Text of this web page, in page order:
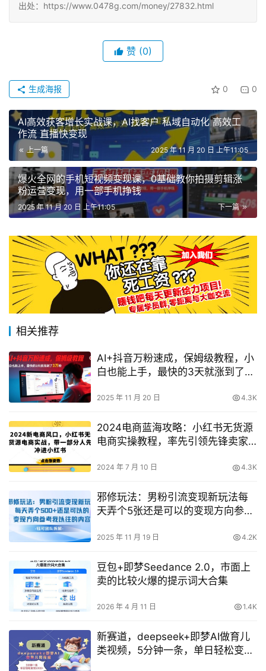
出处：https://www.0478g.com/money/27832.html
赞 (0)
0 0
生成海报
AI高效获客增长实战课，​AI找客户 私域自动化 高效工
作流 直播快变现
上一篇 2025 年 11 月 20 日 上午11:05
爆火全网的手机短视频变现课，0基础教你拍摄剪辑涨
粉运营变现，用一部手机挣钱
下一篇
2025 年 11 月 20 日 上午11:05
相关推荐
AI+抖音万粉速成，保姆级教程，小
白也能上手，最快的3天就涨到了3
2025 年 11 月 20 日 4.3K
2024电商蓝海攻略：小红书无货源
电商实操教程，率先引领先锋卖家
2024 年 7 月 10 日 4.3K
邪修玩法：男粉引流变现新玩法每
天弄个5张还是可以的变现方向参考
2025 年 11 月 19 日 4.2K
豆包+即梦Seedance 2.0，市面上
卖的比较火爆的提示词大合集
2026 年 4 月 11 日 1.4K
新赛道，deepseek+即梦AI做育儿
类视频，5分钟一条，单日轻松变现